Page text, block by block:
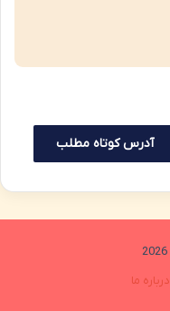
آدرس کوتاه مطلب
درباره ما